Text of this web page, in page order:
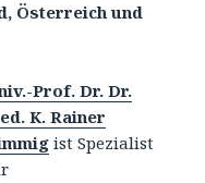
Österreich und
Prof. Dr. Dr.
K. Rainer
ist Spezialist